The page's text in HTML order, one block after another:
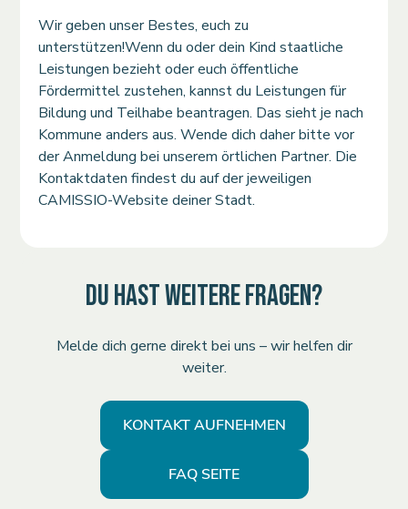
Wir geben unser Bestes, euch zu
unterstützen!Wenn du oder dein Kind staatliche
Leistungen bezieht oder euch öffentliche
Fördermittel zustehen, kannst du Leistungen für
Bildung und Teilhabe beantragen. Das sieht je nach
Kommune anders aus. Wende dich daher bitte vor
der Anmeldung bei unserem örtlichen Partner. Die
Kontaktdaten findest du auf der jeweiligen
CAMISSIO-Website deiner Stadt.
DU HAST WEITERE FRAGEN?
Melde dich gerne direkt bei uns – wir helfen dir
weiter.
KONTAKT AUFNEHMEN
FAQ SEITE